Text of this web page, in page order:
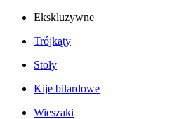
Ekskluzywne
Trójkąty
Stoły
Kije bilardowe
Wieszaki